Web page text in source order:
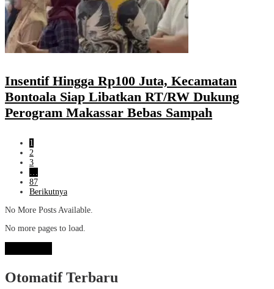
Insentif Hingga Rp100 Juta, Kecamatan
Bontoala Siap Libatkan RT/RW Dukung
Perogram Makassar Bebas Sampah
1
2
3
…
87
Berikutnya
No More Posts Available.
No more pages to load.
Otomatif Terbaru